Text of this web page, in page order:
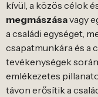
kívül, a közös célok
megmászásavagy
a családi egységet,
csapatmunkára és a
tevékenységek
emlékezetes
távon erősítik a